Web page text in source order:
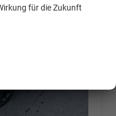
für die Zukunft